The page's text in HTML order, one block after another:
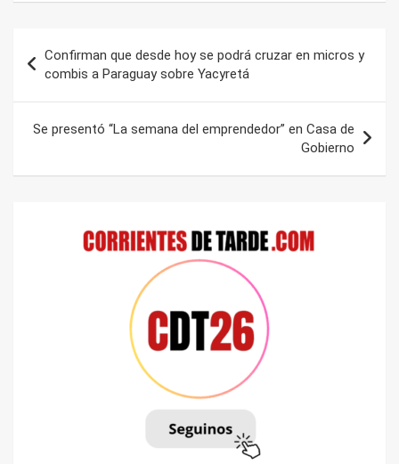
de
entradas
Confirman que desde hoy se podrá cruzar en micros y
combis a Paraguay sobre Yacyretá
Se presentó “La semana del emprendedor” en Casa de
Gobierno